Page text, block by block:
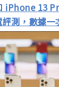
iPhone 13
測，數據一